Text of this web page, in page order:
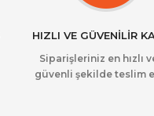
HIZLI VE GÜVENİLİR
Siparişleriniz en hızlı
güvenli şekilde teslim